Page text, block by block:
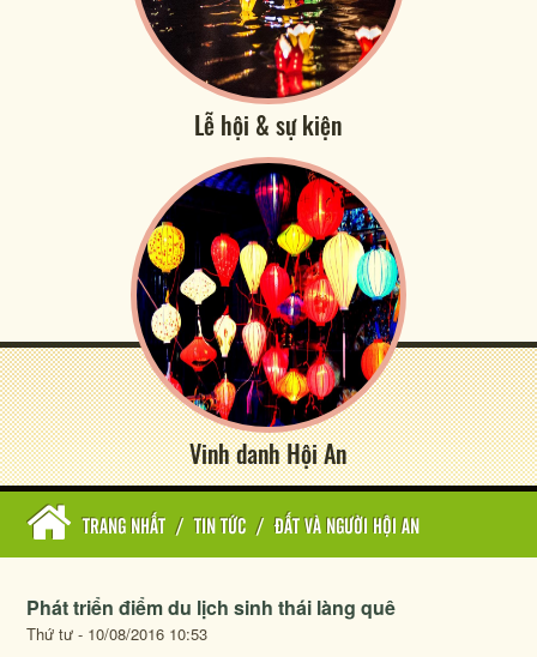
Lễ hội & sự kiện
Vinh danh Hội An
TRANG NHẤT / TIN TỨC / ĐẤT VÀ NGƯỜI HỘI AN
Phát triển điểm du lịch sinh thái làng quê
Thứ tư - 10/08/2016 10:53